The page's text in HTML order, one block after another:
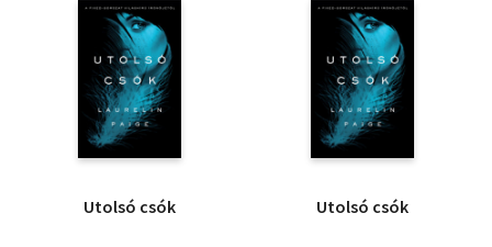
Utolsó csók Utolsó csók